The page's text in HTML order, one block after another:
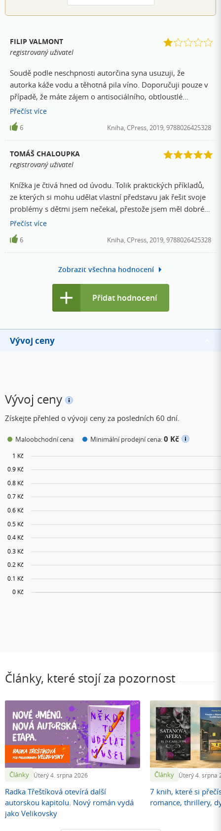
FILIP VALMONT
registrovaný uživatel
Soudě podle neschpnosti autorčina syna usuzuji, že
autorka káže vodu a těhotná pila víno. Doporučuji pouze v
případě, že máte zájem o antisociálního, obtloustlé
budižkničemu s oidipovským komplexem a krajně
levicovými názory
Přečíst více
6 Kniha, CPress, 2019, 9788026425328
TOMÁŠ CHALOUPKA
registrovaný uživatel
Knížka je čtivá hned od úvodu. Tolik praktických příkladů,
ze kterých si mohu udělat vlastní představu jak řešit svoje
problémy s dětmi jsem nečekal, přestože jsem měl dobré
informace od kamarádky, že kniha je dobrá. Děkuji autorce
za jedinečný pohled na výchovu dětí.
Přečíst více
6 Kniha, CPress, 2019, 9788026425328
Zobrazit všechna hodnocení
Přidat hodnocení
Vývoj ceny
Vývoj ceny
Získejte přehled o vývoji ceny za posledních 60 dní.
Maloobchodní cena Minimální prodejní cena:0 Kč
Články, které stojí za pozornost
Články Úterý 4. srpna 2026
Radka Třeštíková otevírá další
autorskou kapitolu. Nový román vydá
jako Velikovsky
Články Úterý 4. srpna
7 knih, které si
romance, thrillery,